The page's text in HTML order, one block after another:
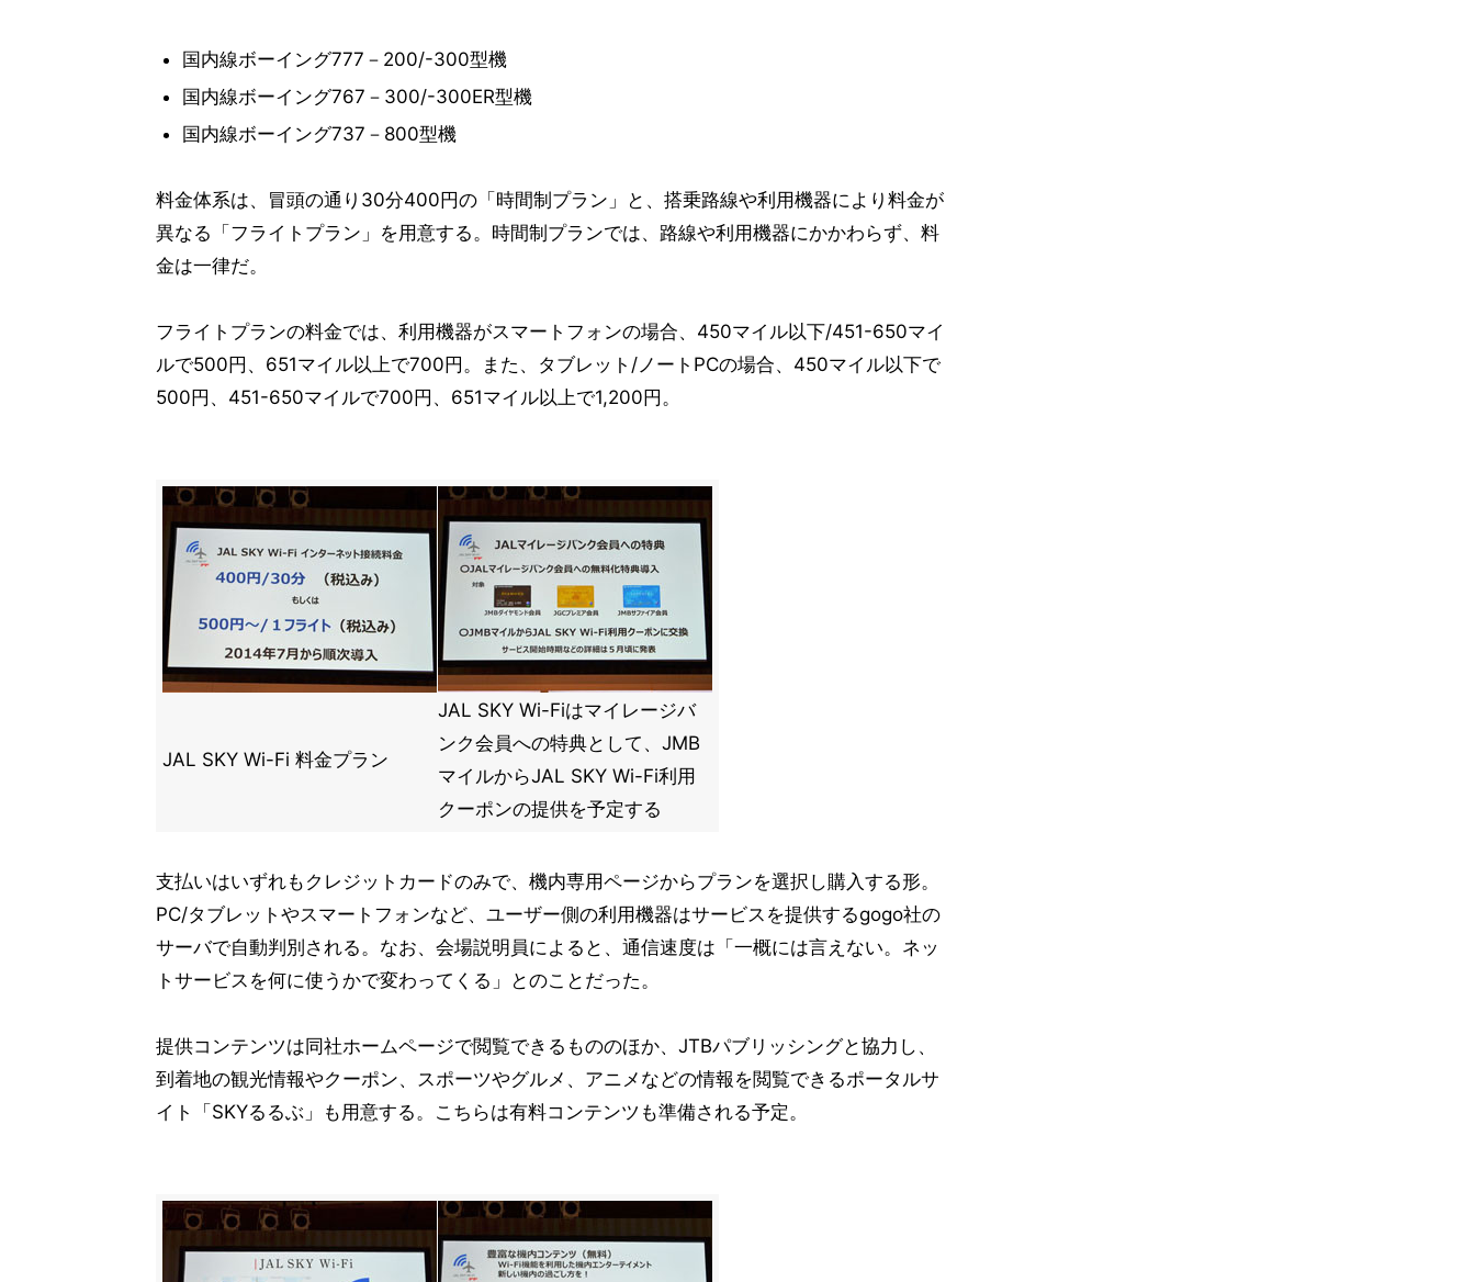
国内線ボーイング777－200/-300型機
国内線ボーイング767－300/-300ER型機
国内線ボーイング737－800型機
料金体系は、冒頭の通り30分400円の「時間制プラン」と、搭乗路線や利用機器により料金が
異なる「フライトプラン」を用意する。時間制プランでは、路線や利用機器にかかわらず、料
金は一律だ。
フライトプランの料金では、利用機器がスマートフォンの場合、450マイル以下/451-650マイ
ルで500円、651マイル以上で700円。また、タブレット/ノートPCの場合、450マイル以下で
500円、451-650マイルで700円、651マイル以上で1,200円。
JAL SKY Wi-Fi 料金プラン
JAL SKY Wi-Fiはマイレージバ
ンク会員への特典として、JMB
マイルからJAL SKY Wi-Fi利用
クーポンの提供を予定する
支払いはいずれもクレジットカードのみで、機内専用ページからプランを選択し購入する形。
PC/タブレットやスマートフォンなど、ユーザー側の利用機器はサービスを提供するgogo社の
サーバで自動判別される。なお、会場説明員によると、通信速度は「一概には言えない。ネッ
トサービスを何に使うかで変わってくる」とのことだった。
提供コンテンツは同社ホームページで閲覧できるもののほか、JTBパブリッシングと協力し、
到着地の観光情報やクーポン、スポーツやグルメ、アニメなどの情報を閲覧できるポータルサ
イト「SKYるるぶ」も用意する。こちらは有料コンテンツも準備される予定。